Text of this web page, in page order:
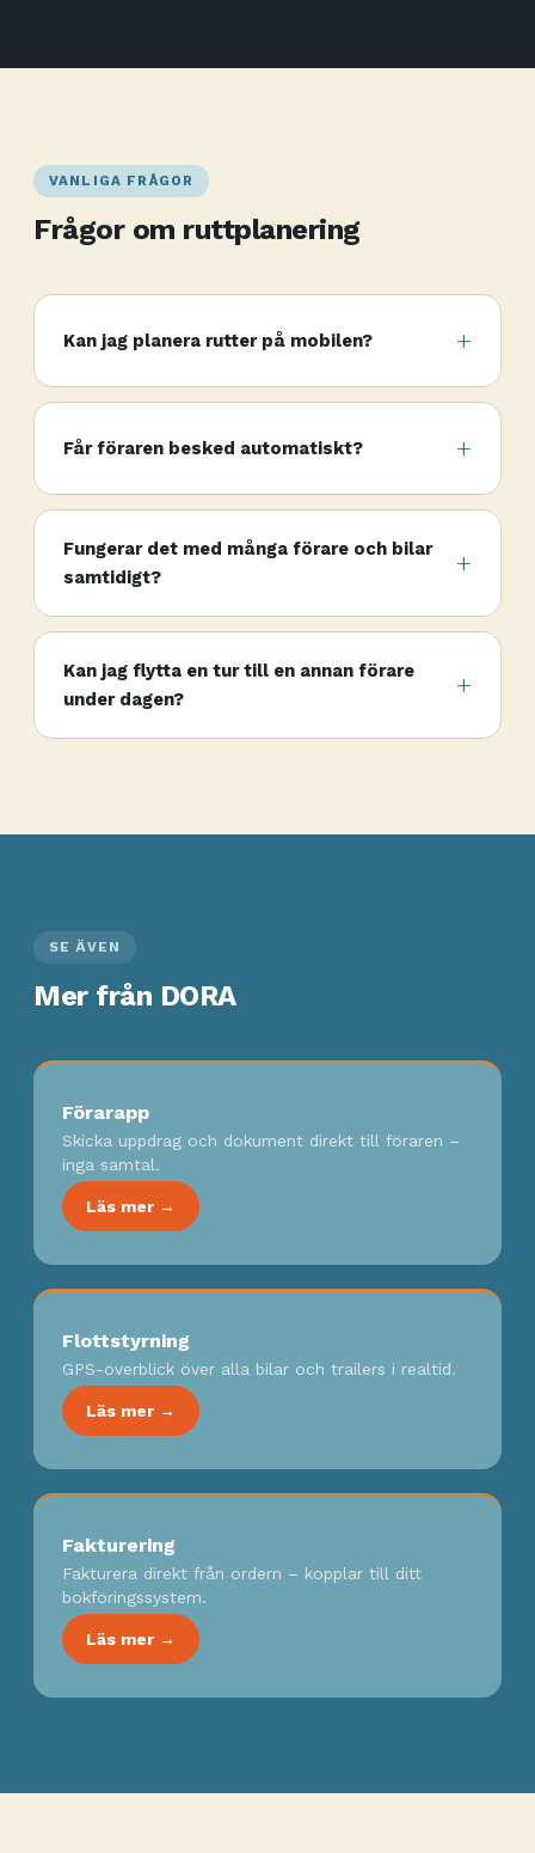
VANLIGA FRÅGOR
Frågor om ruttplanering
Kan jag planera rutter på mobilen?
Får föraren besked automatiskt?
Fungerar det med många förare och bilar
samtidigt?
Kan jag flytta en tur till en annan förare
under dagen?
SE ÄVEN
Mer från DORA
Förarapp
Skicka uppdrag och dokument direkt till föraren –
inga samtal.
Läs mer →
Flottstyrning
GPS-överblick över alla bilar och trailers i realtid.
Läs mer →
Fakturering
Fakturera direkt från ordern – kopplar till ditt
bokföringssystem.
Läs mer →